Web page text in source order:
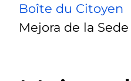
Boîte du Citoyen
Mejora de la